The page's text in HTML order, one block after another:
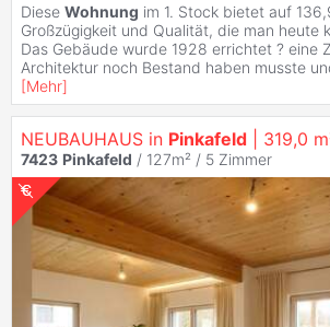
Diese Wohnung im 1. Stock bietet auf
Großzügigkeit und Qualität, die man heute
Das Gebäude wurde 1928 errichtet ? eine
Architektur noch Bestand haben musste
[Mehr]
NEUBAUHAUS in Pinkafeld | 319,0 m²
7423 Pinkafeld / 127m² / 5 Zimmer